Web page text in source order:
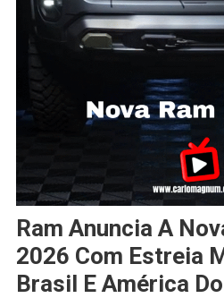
Ram Anuncia A
2026 Com Estreia
Brasil E América